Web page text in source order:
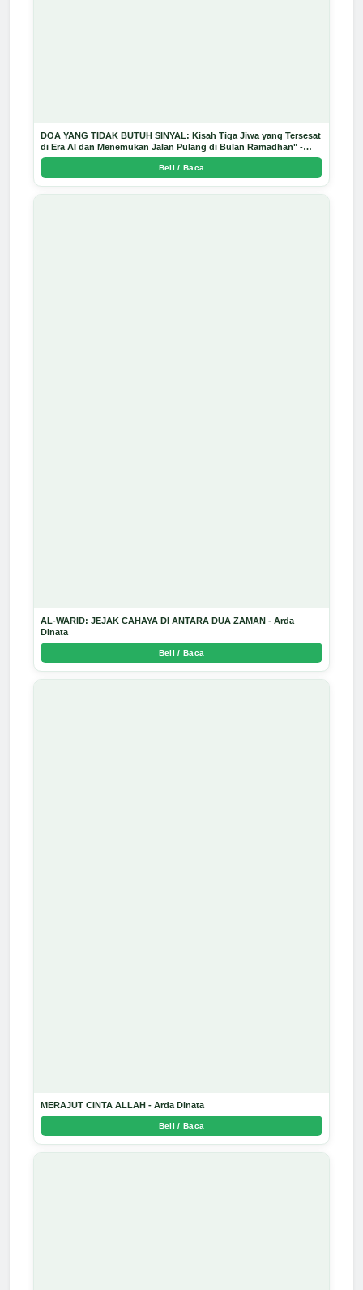
DOA YANG TIDAK BUTUH SINYAL: Kisah Tiga Jiwa yang Tersesat
di Era AI dan Menemukan Jalan Pulang di Bulan Ramadhan" -
Arda Dinata
Beli / Baca
AL-WARID: JEJAK CAHAYA DI ANTARA DUA ZAMAN - Arda
Dinata
Beli / Baca
MERAJUT CINTA ALLAH - Arda Dinata
Beli / Baca